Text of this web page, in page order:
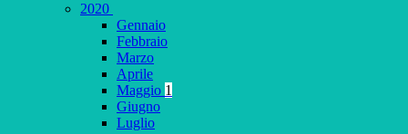
2020
Gennaio
Febbraio
Marzo
Aprile
Maggio 1
Giugno
Luglio